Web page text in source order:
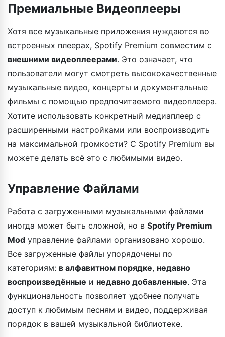
Премиальные Видеоплееры
Хотя все музыкальные приложения нуждаются во
встроенных плеерах, Spotify Premium совместим с
внешними видеоплеерами. Это означает, что
пользователи могут смотреть высококачественные
музыкальные видео, концерты и документальные
фильмы с помощью предпочитаемого видеоплеера.
Хотите использовать конкретный медиаплеер с
расширенными настройками или воспроизводить
на максимальной громкости? С Spotify Premium вы
можете делать всё это с любимыми видео.
Управление Файлами
Работа с загруженными музыкальными файлами
иногда может быть сложной, но в Spotify Premium
Mod управление файлами организовано хорошо.
Все загруженные файлы упорядочены по
категориям: в алфавитном порядке, недавно
воспроизведённые и недавно добавленные. Эта
функциональность позволяет удобнее получать
доступ к любимым песням и видео, поддерживая
порядок в вашей музыкальной библиотеке.